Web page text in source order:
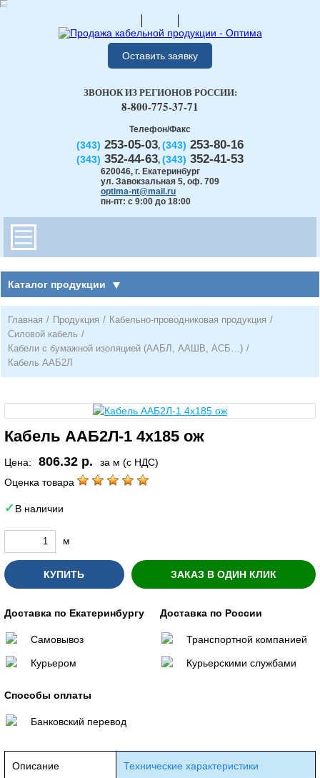
Оставить заявку
Телефон/Факс
(343) 253-05-03, (343) 253-80-16
(343) 352-44-63, (343) 352-41-53
620046, г. Екатеринбург
ул. Завокзальная 5, оф. 709
optima-nt@mail.ru
пн-пт: с 9:00 до 18:00
ЗВОНОК ИЗ РЕГИОНОВ РОССИИ:
8-800-775-37-71
Каталог продукции
Главная / Продукция / Кабельно-проводниковая продукция /
Силовой кабель /
Кабели с бумажной изоляцией (ААБЛ, ААШВ, АСБ…) /
Кабель ААБ2Л
Кабель ААБ2Л-1 4х185 ож
Цена: 806.32 р.
за м (с НДС)
Оценка товара
В наличии
м
КУПИТЬ ЗАКАЗ В ОДИН КЛИК
Доставка по Екатеринбургу
Самовывоз
Курьером
Доставка по России
Транспортной компанией
Курьерскими службами
Способы оплаты
Банковский перевод
Описание Технические характеристики